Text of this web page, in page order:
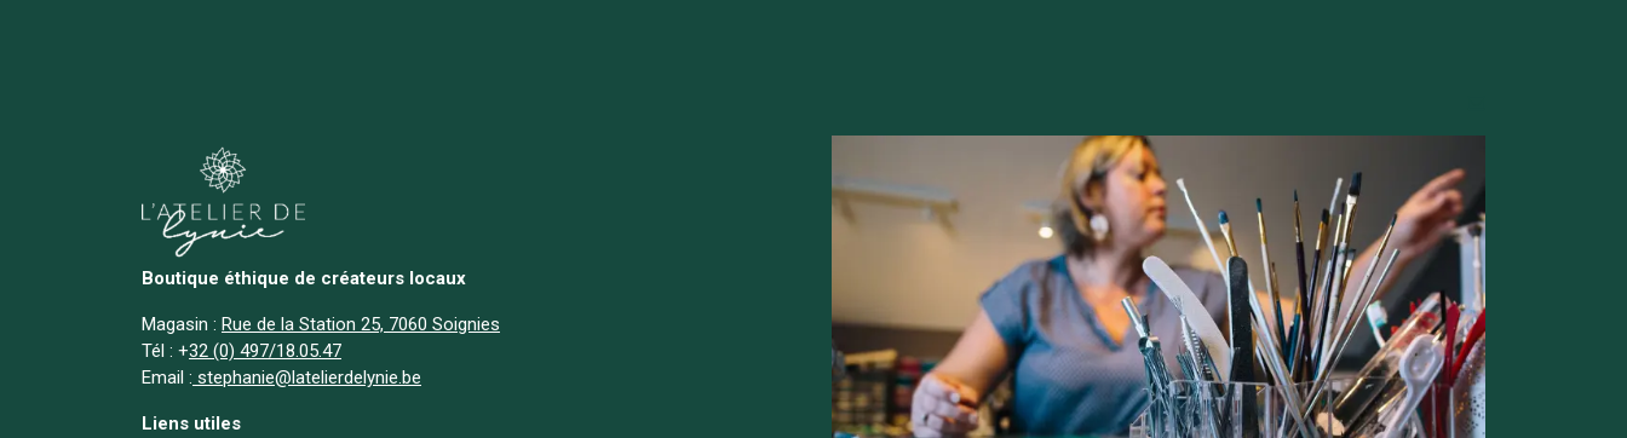
Boutique éthique de créateurs locaux
Magasin : Rue de la Station 25, 7060 Soignies
Tél : +32 (0) 497/18.05.47
Email : stephanie@latelierdelynie.be
Liens utiles